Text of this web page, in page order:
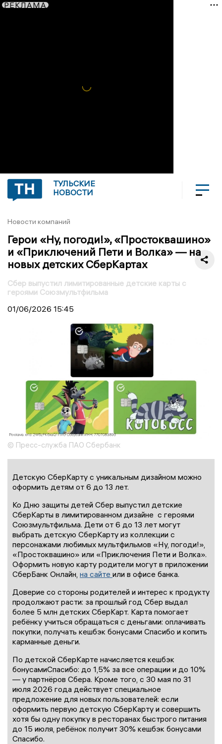
РЕКЛАМА
ТУЛЬСКИЕ
НОВОСТИ
Новости компаний
Герои «Ну, погоди!», «Простоквашино»
и «Приключений Пети и Волка» — на
новых детских СберКартах
Сбер выпустил лимитированные детские карты с
героями Союзмультфильма
01/06/2026 15:45
© Пресс-служба ПАО Сбербанк
Детскую СберКарту с уникальным дизайном можно
оформить детям от 6 до 13 лет.
Ко Дню защиты детей Сбер выпустил детские
СберКарты в лимитированном дизайне с героями
Союзмультфильма. Дети от 6 до 13 лет могут
выбрать детскую СберКарту из коллекции с
персонажами любимых мультфильмов «Ну, погоди!»,
«Простоквашино» или «Приключения Пети и Волка».
Оформить новую карту родители могут в приложении
СберБанк Онлайн, на сайте или в офисе банка.
Доверие со стороны родителей и интерес к продукту
продолжают расти: за прошлый год Сбер выдал
более 5 млн детских СберКарт. Карта помогает
ребёнку учиться обращаться с деньгами: оплачивать
покупки, получать кешбэк бонусами Спасибо и копить
карманные деньги.
По детской СберКарте начисляется кешбэк
бонусамиСпасибо: до 1,5% за все операции и до 10%
— у партнёров Сбера. Кроме того, с 30 мая по 31
июля 2026 года действует специальное
предложение для новых пользователей: если
оформить первую детскую СберКарту и совершить
хотя бы одну покупку в ресторанах быстрого питания
до 15 июля, ребёнок получит 30% кешбэк бонусами
Спасибо.